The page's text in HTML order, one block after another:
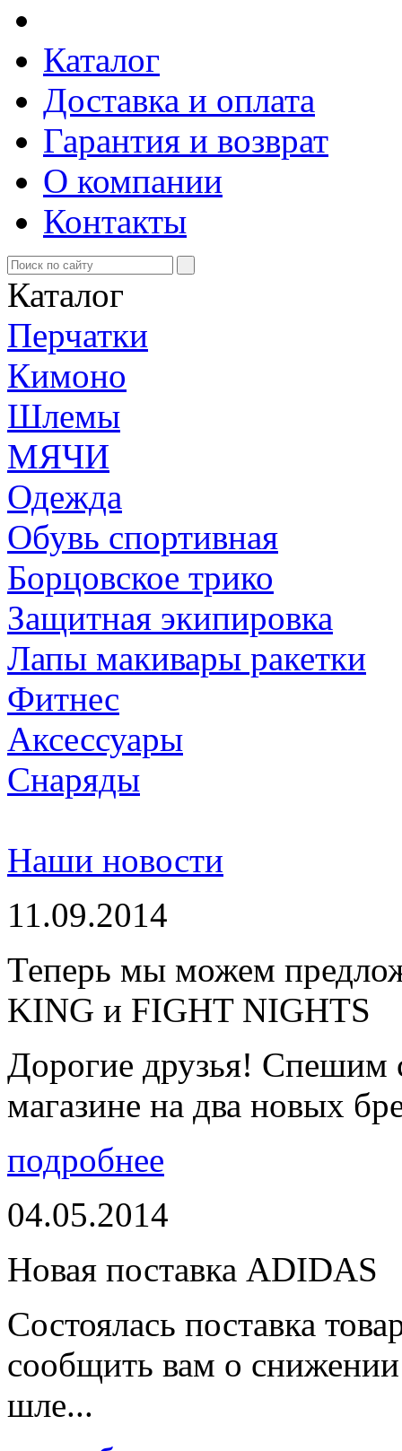
Каталог
Доставка и оплата
Гарантия и возврат
О компании
Контакты
Каталог
Перчатки
Кимоно
Шлемы
МЯЧИ
Одежда
Обувь спортивная
Борцовское трико
Защитная экипировка
Лапы макивары ракетки
Фитнес
Аксессуары
Снаряды
Наши новости
11.09.2014
Теперь мы можем
KING и FIGHT NIGHTS
Дорогие друзья! Спешим
магазине на два новых
подробнее
04.05.2014
Новая поставка ADIDAS
Состоялась поставка
сообщить вам о
шле...